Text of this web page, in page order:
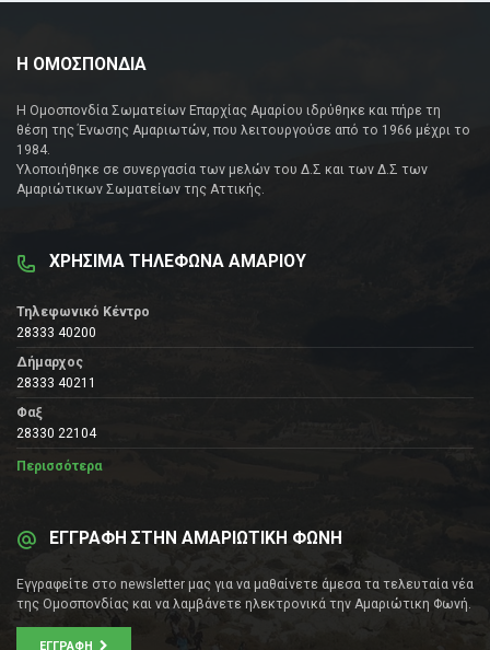
Η ΟΜΟΣΠΟΝΔΙΑ
Η Ομοσπονδία Σωματείων Επαρχίας Αμαρίου ιδρύθηκε και πήρε τη
θέση της Ένωσης Αμαριωτών, που λειτουργούσε από το 1966 μέχρι το
1984.
Υλοποιήθηκε σε συνεργασία των μελών του Δ.Σ και των Δ.Σ των
Αμαριώτικων Σωματείων της Αττικής.
ΧΡΗΣΙΜΑ ΤΗΛΕΦΩΝΑ ΑΜΑΡΙΟΥ
Τηλεφωνικό Κέντρο
28333 40200
Δήμαρχος
28333 40211
Φαξ
28330 22104
Περισσότερα
ΕΓΓΡΑΦΗ ΣΤΗΝ ΑΜΑΡΙΩΤΙΚΗ ΦΩΝΗ
Εγγραφείτε στο newsletter μας για να μαθαίνετε άμεσα τα τελευταία νέα
της Ομοσπονδίας και να λαμβάνετε ηλεκτρονικά την Αμαριώτικη Φωνή.
ΕΓΓΡΑΦΉ